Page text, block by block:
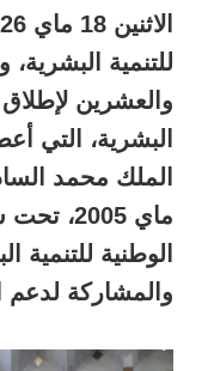
للتنمية
والعشرين لإطلاق
البشرية، التي
ماي
الوطنية للتنمية
والمشاركة لدعم